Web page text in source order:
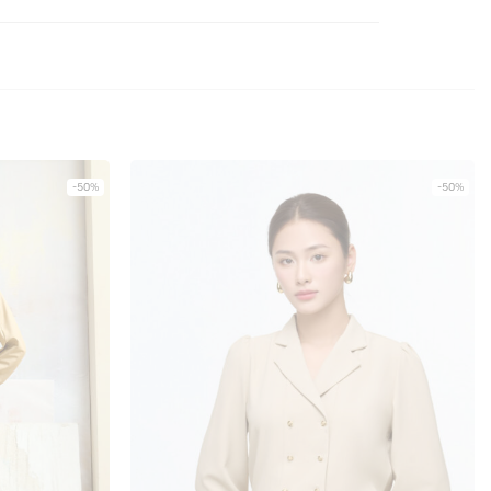
-50% -50%